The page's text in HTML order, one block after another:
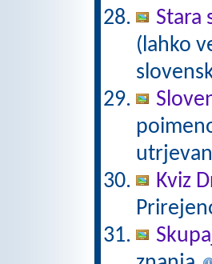
Stara
(lahko
Kviz